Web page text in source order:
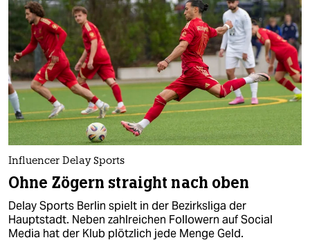
epaper login
Influencer Delay Sports
Ohne Zögern straight nach oben
Delay Sports Berlin spielt in der Bezirksliga der
Hauptstadt. Neben zahlreichen Followern auf Social
Media hat der Klub plötzlich jede Menge Geld.